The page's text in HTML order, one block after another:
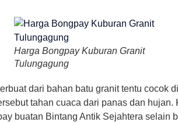
Harga Bongpay Kuburan Granit
Tulungagung
dari bahan batu granit tentu cocok
tahan cuaca dari panas dan hujan.
buatan Bintang Antik Sejahtera selain